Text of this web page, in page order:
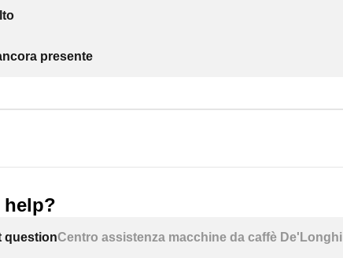
presente
help?
questionCentro assistenza macchine da caffè De'Longhi